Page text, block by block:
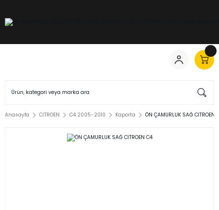
Anasayfa CİTROEN C4 2005-2010 Kaporta ÖN ÇAMURLUK SAĞ CİTROEN